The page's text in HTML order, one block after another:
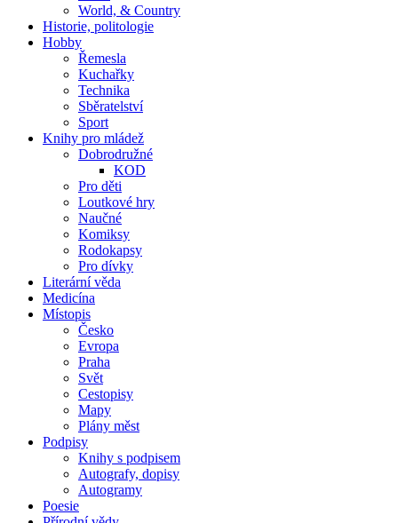
World, & Country
Historie, politologie
Hobby
Řemesla
Kuchařky
Technika
Sběratelství
Sport
Knihy pro mládež
Dobrodružné
KOD
Pro děti
Loutkové hry
Naučné
Komiksy
Rodokapsy
Pro dívky
Literární věda
Medicína
Místopis
Česko
Evropa
Praha
Svět
Cestopisy
Mapy
Plány měst
Podpisy
Knihy s podpisem
Autografy, dopisy
Autogramy
Poesie